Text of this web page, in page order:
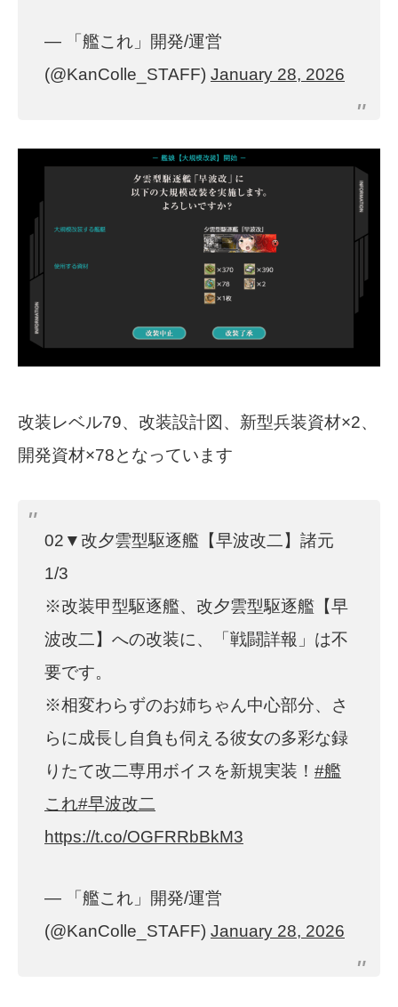
— 「艦これ」開発/運営
(@KanColle_STAFF) January 28, 2026
改装レベル79、改装設計図、新型兵装資材×2、
開発資材×78となっています
02▼改夕雲型駆逐艦【早波改二】諸元
1/3
※改装甲型駆逐艦、改夕雲型駆逐艦【早
波改二】への改装に、「戦闘詳報」は不
要です。
※相変わらずのお姉ちゃん中心部分、さ
らに成長し自負も伺える彼女の多彩な録
りたて改二専用ボイスを新規実装！ #艦
これ#早波改二
https://t.co/OGFRRbBkM3
— 「艦これ」開発/運営
(@KanColle_STAFF) January 28, 2026